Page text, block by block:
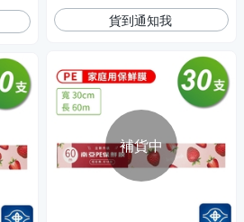
貨到通知我
補貨中